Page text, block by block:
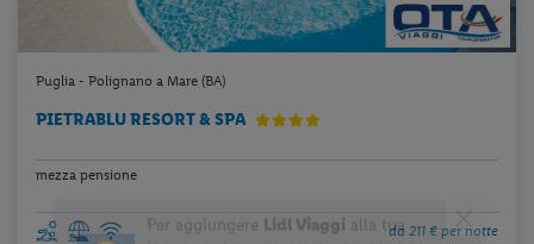
Puglia - Polignano a Mare (BA)
PIETRABLU RESORT & SPA
mezza pensione
da 211 € per notte